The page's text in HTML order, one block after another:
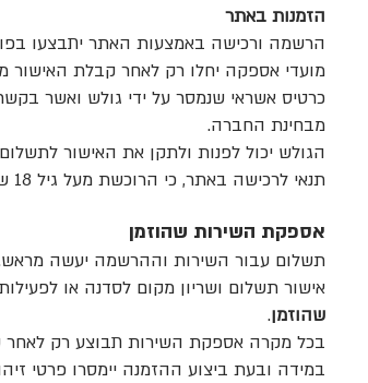
הזמנות באתר
הרשמה ורכישה באמצעות האתר יתבצעו
מועדי אספקה יחלו רק לאחר קבלת האישור
כרטיס אשראי שנמסר על ידי גולש ואשר
מבחינת החברה.
הגולש יכול לפנות ולתקן את האישור
תנאי לרכישה באתר, כי הרוכשת מעל גיל 18 שנים ומעלה.
אספקת השירות שהוזמן
תשלום עבור השירות וההרשמה יעשה
אישור תשלום ושריון מקום לסדנה או
שהוזמן.
בכל מקרה אספקת השירות תבוצע רק
במידה ובעת ביצוע ההזמנה יימסרו פרטי